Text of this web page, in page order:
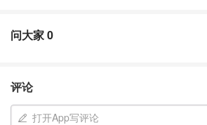
种草 - 潘海丽根、
2. Jo Malone祖玛珑 – Raspberry
问大家0
评论
打开App写评论